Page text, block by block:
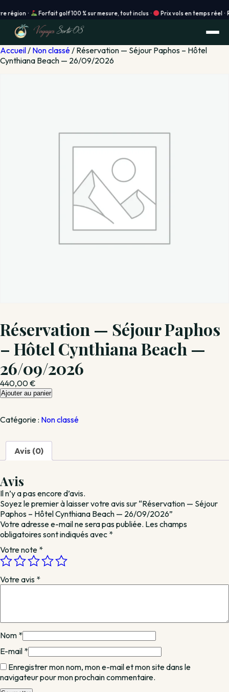
· Forfait golf 100 % sur mesure, tout inclus · Prix vols en temps réel ·
Accueil/ Non classé/ Réservation — Séjour Paphos – Hôtel
Cynthiana Beach — 26/09/2026
Réservation — Séjour Paphos
– Hôtel Cynthiana Beach —
26/09/2026
440,00€
quantité
—
Paphos
Cynthiana
Beach
—
26/09/2026
Ajouter au panier
Catégorie : Non classé
Avis (0)
Avis
Il n’y a pas encore d’avis.
Soyez le premier à laisser votre avis sur “Réservation — Séjour
Paphos – Hôtel Cynthiana Beach — 26/09/2026”
Votre adresse e-mail ne sera pas publiée. Les champs
obligatoires sont indiqués avec *
Votre note *
Votre avis *
Nom *
E-mail *
Enregistrer mon nom, mon e-mail et mon site dans le
navigateur pour mon prochain commentaire.